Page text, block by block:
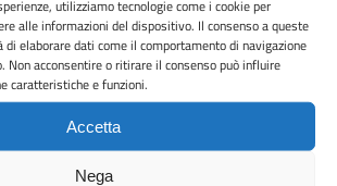
utilizziamo tecnologie come i cookie per
alle informazioni del dispositivo. Il consenso a queste
elaborare dati come il comportamento di navigazione
Non acconsentire o ritirare il consenso può influire
caratteristiche e funzioni.
Accetta
Nega
a mantenerla costante nel tempo.
fatica, più efficienza:riduci il lavoro
alleggerisci le operazioni ripetitive e
rendi più fluido il ritmo di lavoro del